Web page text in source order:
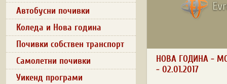
Автобусни почивки
Коледа и Нова година
Почивки собствен транспорт
Самолетни почивки
Уикенд програми
НОВА ГОДИНА -
- 02.01.2017